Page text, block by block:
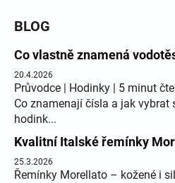
BLOG
Co vlastně znamená
20.4.2026
Průvodce | Hodinky | 5 minut
Co znamenají čísla a jak vybrat
hodink...
Kvalitní Italské řemínky
25.3.2026
Řemínky Morellato – kožené i